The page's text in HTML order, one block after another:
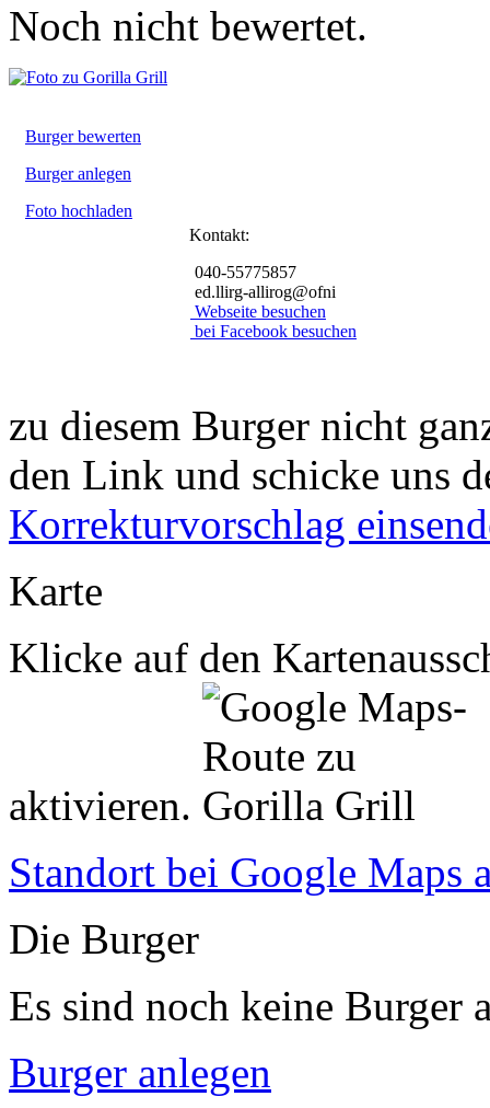
Noch nicht bewertet.
Burger bewerten
Burger anlegen
Foto hochladen
Kontakt:
040-55775857
ed.llirg-allirog@ofni
Webseite besuchen
bei Facebook besuchen
zu diesem Burger nicht
den Link und schicke uns
Korrekturvorschlag
Karte
Klicke auf den
aktivieren.
Standort bei Google Maps
Die Burger
Es sind noch keine Burger
Burger anlegen